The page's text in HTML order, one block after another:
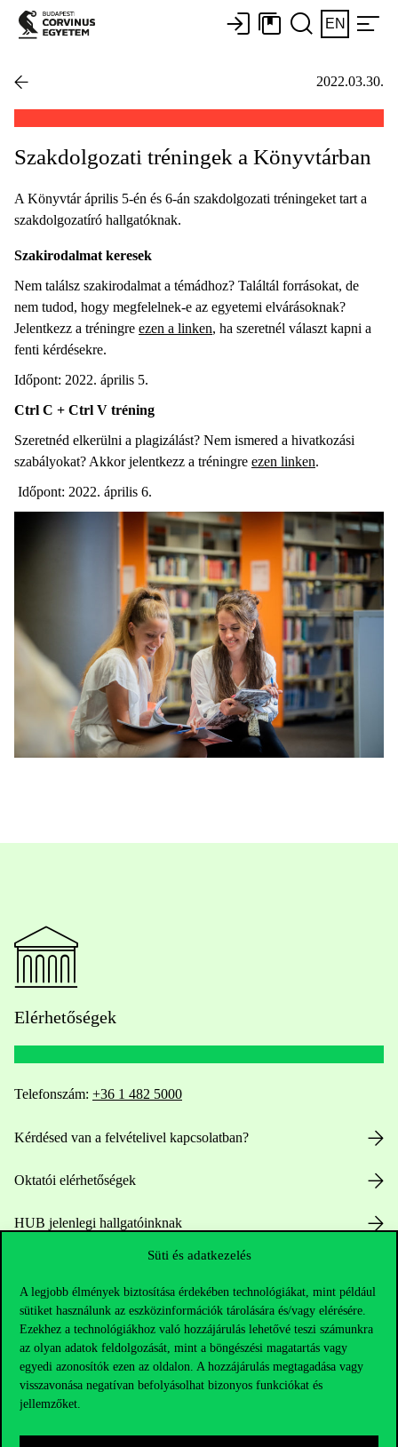
Süti és adatkezelés
A legjobb élmények biztosítása érdekében technológiákat, mint például
sütiket használunk az eszközinformációk tárolására és/vagy elérésére.
Ezekhez a technológiákhoz való hozzájárulás lehetővé teszi számunkra
az olyan adatok feldolgozását, mint a böngészési magatartás vagy
egyedi azonosítók ezen az oldalon. A hozzájárulás megtagadása vagy
visszavonása negatívan befolyásolhat bizonyos funkciókat és
jellemzőket.
EN
2022.03.30.
Szakdolgozati tréningek a Könyvtárban
A Könyvtár április 5-én és 6-án szakdolgozati tréningeket tart a
szakdolgozatíró hallgatóknak.
Szakirodalmat keresek
Nem találsz szakirodalmat a témádhoz? Találtál forrásokat, de
nem tudod, hogy megfelelnek-e az egyetemi elvárásoknak?
Jelentkezz a tréningre ezen a linken, ha szeretnél választ kapni a
fenti kérdésekre.
Időpont: 2022. április 5.
Ctrl C + Ctrl V tréning
Szeretnéd elkerülni a plagizálást? Nem ismered a hivatkozási
szabályokat? Akkor jelentkezz a tréningre ezen linken.
Időpont: 2022. április 6.
Elérhetőségek
Telefonszám: +36 1 482 5000
Kérdésed van a felvételivel kapcsolatban?
Oktatói elérhetőségek
HUB jelenlegi hallgatóinknak
Hasznos linkek